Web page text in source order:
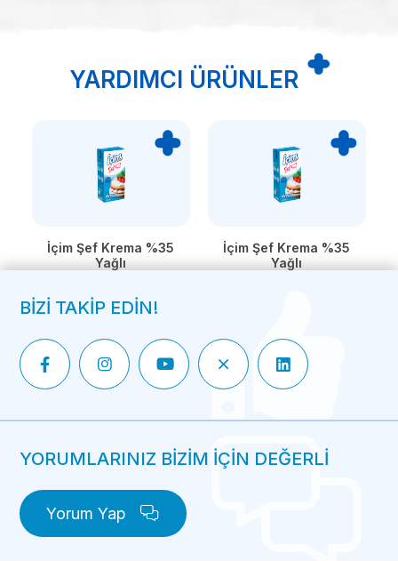
YARDIMCI ÜRÜNLER
İçim Şef Krema %35
Yağlı
İçim Şef Krema %35
Yağlı
BİZİ TAKİP EDİN!
YORUMLARINIZ BİZİM İÇİN DEĞERLİ
Yorum Yap